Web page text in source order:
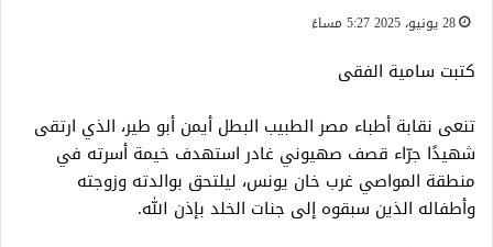
28 يونيو، 2025 5:27 مساءً
كتبت سامية الفقى
تنعى نقابة أطباء مصر الطبيب البطل أيمن أبو طير، الذي ارتقى
شهيدًا جرّاء قصف صهيوني غادر استهدف خيمة أسرته في
منطقة المواصي غرب خان يونس، ليلتحق بوالدته وزوجته
وأطفاله الذين سبقوه إلى جنات الخلد بإذن الله.